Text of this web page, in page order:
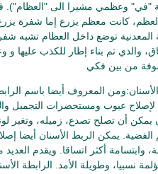
"في" وعظمي مشيرا الى
كانت معظم يزرع إما شفرة
المعدنية توضع داخل العظام تشبه
والذي تم بناء إطار للكذب عليها
المعروف أيضا باسم
لإصلاح عيوب ومستحضرات التجميل
يمكن أن تصلح تصدع، زميله، وتغير
الفضية. يمكن الربط الأسنان أيضا
وابتسامة أكثر اتساقا. ويقدم
نسبيا، وطويلة الأمد. الرابطة